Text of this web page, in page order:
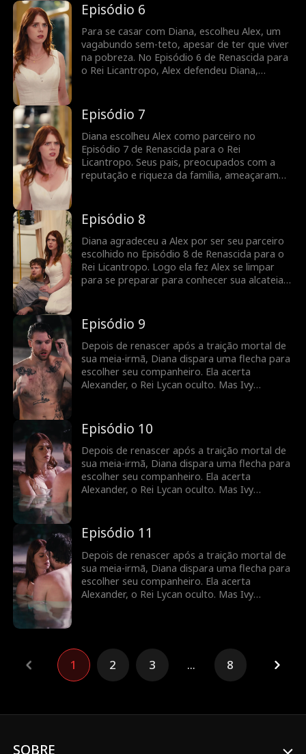
parceiro depois que ele a salvou e a fez
sentir-se segura. Alex aceitaria? Assista aos
últimos episódios agora.
Episódio 6
Para se casar com Diana, escolheu Alex, um
vagabundo sem-teto, apesar de ter que viver
na pobreza. No Episódio 6 de Renascida para
o Rei Licantropo, Alex defendeu Diana,
pescoço por Ivy. Diana pode salvar Alex? Não
perca os episódios emocionantes que estão
por vir!
Episódio 7
Diana escolheu Alex como parceiro no
Episódio 7 de Renascida para o Rei
Licantropo. Seus pais, preocupados com a
reputação e riqueza da família, ameaçaram
sua decisão. Ainda assim, Diana escolheu Alex,
sentindo-se mais segura com ele do que
jamais se sentiu com Jax. Diana pode mudar
seu destino com o vagabundo sem-teto?
Episódio 8
Diana agradeceu a Alex por ser seu parceiro
escolhido no Episódio 8 de Renascida para o
Rei Licantropo. Logo ela fez Alex se limpar
para se preparar para conhecer sua alcateia.
destino. Mas o cara sujo e sem-teto a deixou
boquiaberta com seu visual limpo e atraente.
Fique ligado para mais.
Episódio 9
Depois de renascer após a traição mortal de
sua meia-irmã, Diana dispara uma flecha para
escolher seu companheiro. Ela acerta
Alexander, o Rei Lycan oculto. Mas Ivy
reescrever o próprio destino antes que seja
tarde demais.
Episódio 10
Depois de renascer após a traição mortal de
sua meia-irmã, Diana dispara uma flecha para
escolher seu companheiro. Ela acerta
Alexander, o Rei Lycan oculto. Mas Ivy
reescrever o próprio destino antes que seja
tarde demais.
Episódio 11
Depois de renascer após a traição mortal de
sua meia-irmã, Diana dispara uma flecha para
escolher seu companheiro. Ela acerta
Alexander, o Rei Lycan oculto. Mas Ivy
tarde demais.
1 2 3 ... 8
SOBRE